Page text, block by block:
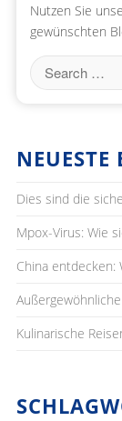
Nutzen Sie
gewünschten
NEUESTE
Dies sind die
Mpox-Virus: Wie
China entdecken:
Kulinarische